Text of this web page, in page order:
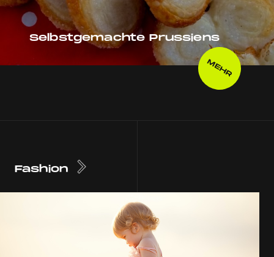
Selbstgemachte Prussiens
MEHR
Fashion